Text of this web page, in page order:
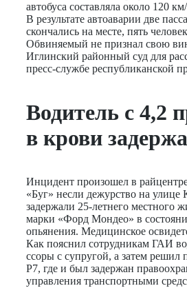
автобуса составляла около 120
В результате автоаварии две
скончались на месте, пять
Обвиняемый не признал свою
Иглинский районный суд для
пресс-службе республиканской
Водитель с 4,2
в крови
Инцидент произошел в
«Буг» несли дежурство на
задержали 25-летнего местного
марки «Форд Мондео» в
опьянения. Медицинское
Как пояснил сотрудникам ГАИ
ссоры с супругой, а затем решил
Р7, где и был задержан
управления транспортными